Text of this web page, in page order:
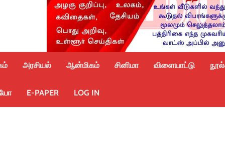
அரசியல் ஆன்மிகம் சினிமா விளையாட்டு
E-PAPER LOG IN